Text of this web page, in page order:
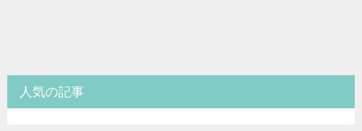
人気の記事